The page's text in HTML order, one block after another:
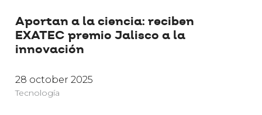
Aportan a la ciencia: reciben
EXATEC premio Jalisco a la
innovación
28 october 2025
Tecnología